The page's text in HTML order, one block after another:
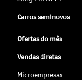
Carros seminovos
Ofertas do mês
Vendas diretas
Microempresas